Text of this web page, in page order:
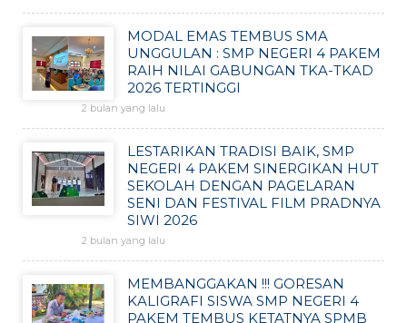
MODAL EMAS TEMBUS SMA
UNGGULAN : SMP NEGERI 4 PAKEM
RAIH NILAI GABUNGAN TKA-TKAD
2026 TERTINGGI
2 bulan yang lalu
LESTARIKAN TRADISI BAIK, SMP
NEGERI 4 PAKEM SINERGIKAN HUT
SEKOLAH DENGAN PAGELARAN
SENI DAN FESTIVAL FILM PRADNYA
SIWI 2026
2 bulan yang lalu
MEMBANGGAKAN !!! GORESAN
KALIGRAFI SISWA SMP NEGERI 4
PAKEM TEMBUS KETATNYA SPMB